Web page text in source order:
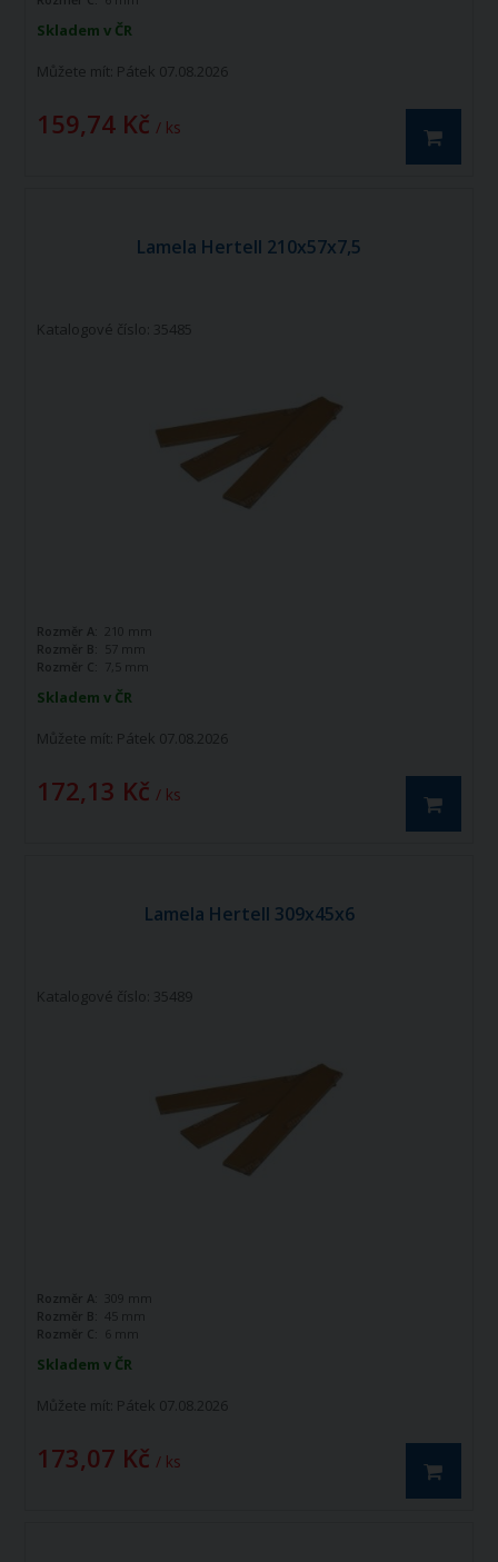
Skladem v ČR
Můžete mít: Pátek 07.08.2026
159,74 Kč / ks
Lamela Hertell 210x57x7,5
Katalogové číslo: 35485
Skladem v ČR
Můžete mít: Pátek 07.08.2026
172,13 Kč / ks
Rozměr A:
210 mm
Rozměr B:
57 mm
Rozměr C:
7,5 mm
Lamela Hertell 309x45x6
Katalogové číslo: 35489
Skladem v ČR
Můžete mít: Pátek 07.08.2026
173,07 Kč / ks
Rozměr A:
309 mm
Rozměr B:
45 mm
Rozměr C: 6 mm